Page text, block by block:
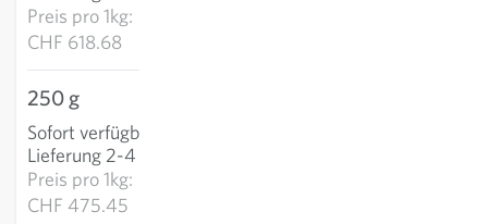
Preis pro1kg:
CHF 618.68
250 g
Sofort verfügbar
Lieferung 2-4 Tage
Preis pro1kg:
CHF 475.45